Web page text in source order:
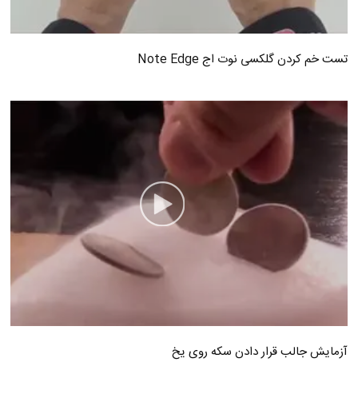
تست خم کردن گلکسی نوت اج Note Edge
آزمایش جالب قرار دادن سکه روی یخ